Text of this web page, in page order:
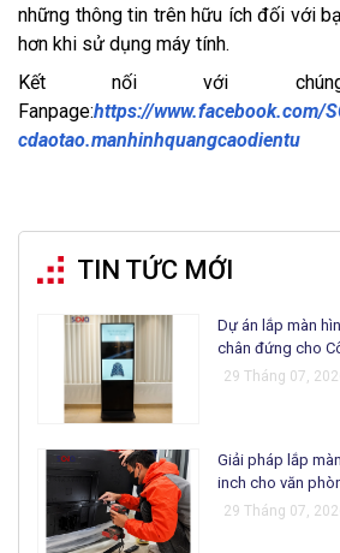
những thông tin trên hữu ích đối với
hơn khi sử dụng máy tính.
Kết nối với
Fanpage:https://www.facebook.com/
cdaotao.manhinhquangcaodientu
TIN TỨC MỚI
Dự án lắp màn
chân đứng cho
29 Tháng 07,
Giải pháp lắp
inch cho văn
29 Tháng 07,